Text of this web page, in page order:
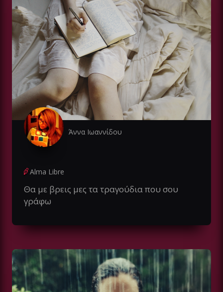
Άννα Ιωαννίδου
Alma Libre
Θα με βρεις μες τα τραγούδια που σου
γράφω